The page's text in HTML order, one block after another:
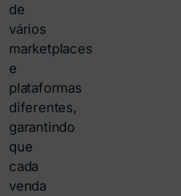
de
vários
marketplaces
e
plataformas
diferentes,
garantindo
que
cada
venda